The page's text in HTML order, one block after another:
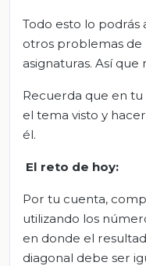
Todo esto lo podrás
otros problemas de
asignaturas. Así que
Recuerda que en
el tema visto y
él.
El reto de hoy:
Por tu cuenta,
utilizando los
en donde el
diagonal debe ser